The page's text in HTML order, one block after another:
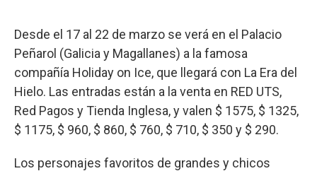
k
p
n
Desde el 17 al 22 de marzo se verá en el Palacio
Peñarol (Galicia y Magallanes) a la famosa
compañía Holiday on Ice, que llegará con La Era del
Hielo. Las entradas están a la venta en RED UTS,
Red Pagos y Tienda Inglesa, y valen $ 1575, $ 1325,
$ 1175, $ 960, $ 860, $ 760, $ 710, $ 350 y $ 290.
Los personajes favoritos de grandes y chicos